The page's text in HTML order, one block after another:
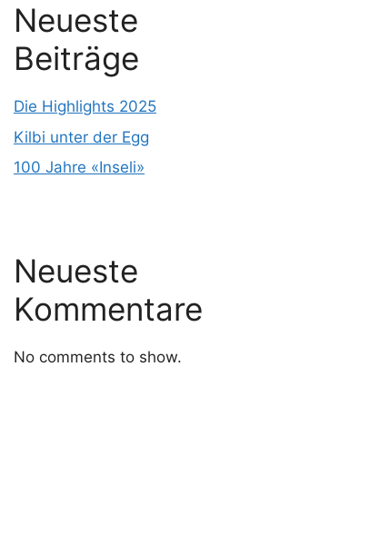
Neueste
Beiträge
Die Highlights 2025
Kilbi unter der Egg
100 Jahre «Inseli»
Neueste
Kommentare
No comments to show.